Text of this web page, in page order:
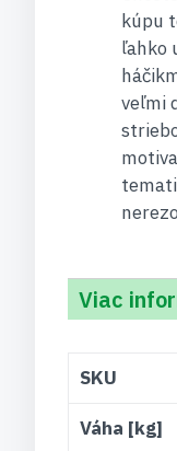
kúpu
ľahko
veľmi
Viac
Viac
informácií
SKU
Váha [kg]